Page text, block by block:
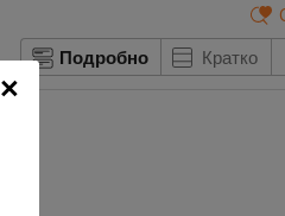
Подробно Кратко
×